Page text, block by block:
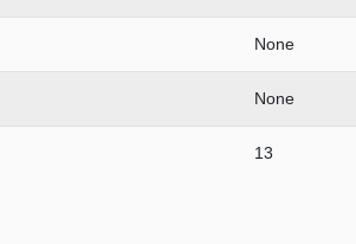
None
None
13